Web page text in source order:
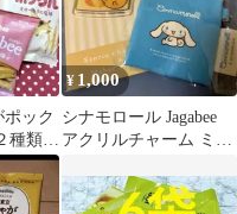
ック
種類
¥ 1,000
シナモロール Jagabee
アクリルチャーム ミニ